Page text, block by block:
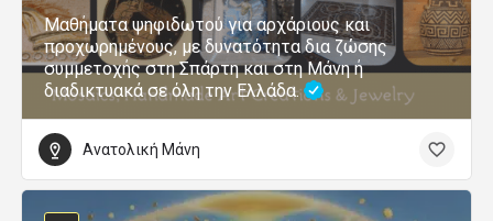
Μαθήματα ψηφιδωτού για αρχάριους και
προχωρημένους, με δυνατότητα δια ζώσης
συμμετοχής στη Σπάρτη και στη Μάνη ή
διαδικτυακά σε όλη την Ελλάδα.
Ανατολική Μάνη